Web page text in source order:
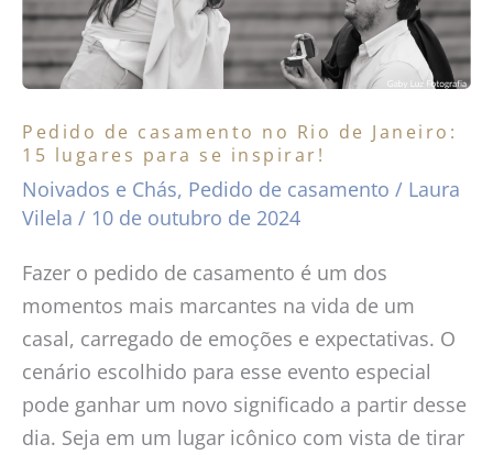
Pedido de casamento no Rio de Janeiro:
15 lugares para se inspirar!
Noivados e Chás, Pedido de casamento / Laura
Vilela / 10 de outubro de 2024
Fazer o pedido de casamento é um dos
momentos mais marcantes na vida de um
casal, carregado de emoções e expectativas. O
cenário escolhido para esse evento especial
pode ganhar um novo significado a partir desse
dia. Seja em um lugar icônico com vista de tirar
de
Janeiro:
15
para
se
inspirar!